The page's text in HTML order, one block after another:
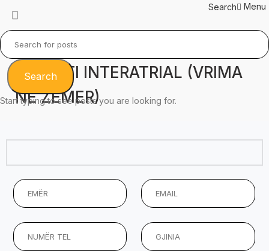
Search Menu
DEFEKTI INTERATRIAL (VRIMA
NE ZEMER)
Search
Start typing to see posts you are looking for.